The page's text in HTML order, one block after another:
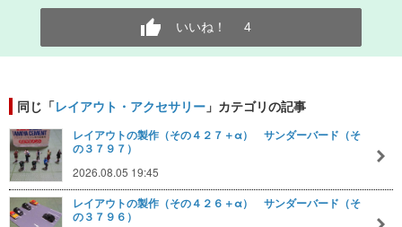
いいね！ 4
同じ「レイアウト・アクセサリー 」カテゴリの記事
レイアウトの製作（その４２７＋α） サンダーバード（そ
の３７９７）
2026.08.05 19:45
レイアウトの製作（その４２６＋α） サンダーバード（そ
の３７９６）